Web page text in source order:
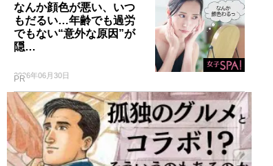
なんか顔色が悪い、いつ
もだるい…年齢でも過労
でもない“意外な原因”が
隠…
2026年06月30日
PR